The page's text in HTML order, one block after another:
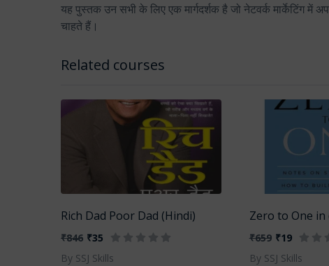
यह पुस्तक उन सभी के लिए एक मार्गदर्शक है जो नेटवर्क मार्केटिंग
चाहते हैं।
Related courses
Rich Dad Poor Dad (Hindi)
₹846 ₹35
By SSJ Skills
Zero to One in
₹659 ₹19
By SSJ Skills